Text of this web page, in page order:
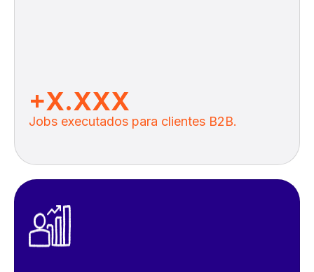
+X.XXX
Jobs executados para clientes B2B.